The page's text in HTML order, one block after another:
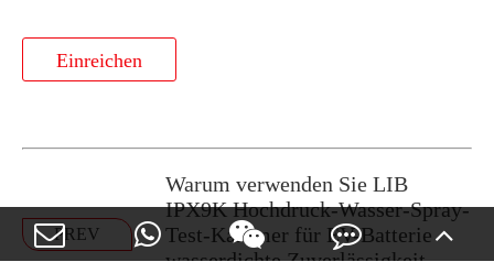
Einreichen
PREV
Warum verwenden Sie LIB
IPX9K Hochdruck-Wasser-Spray-
Test-Kammer für EV-Batterie